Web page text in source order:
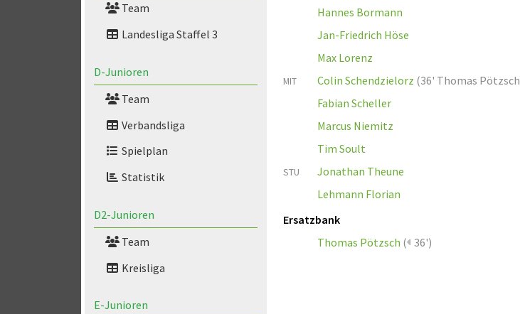
Team
Landesliga Staffel 3
D-Junioren
Team
Verbandsliga
Spielplan
Statistik
D2-Junioren
Team
Kreisliga
E-Junioren
Hannes Bormann
Jan-Friedrich Höse
Max Lorenz
MIT Colin Schendzielorz (36' Thomas Pötzsch
Fabian Scheller
Marcus Niemitz
Tim Soult
STU
Jonathan Theune
Lehmann Florian
Ersatzbank
Thomas Pötzsch ( 36')